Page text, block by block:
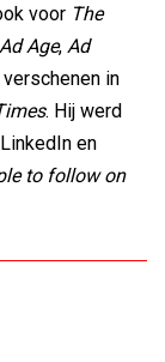
voor The
Ad Age, Ad
in
. Hij werd
en
to follow on